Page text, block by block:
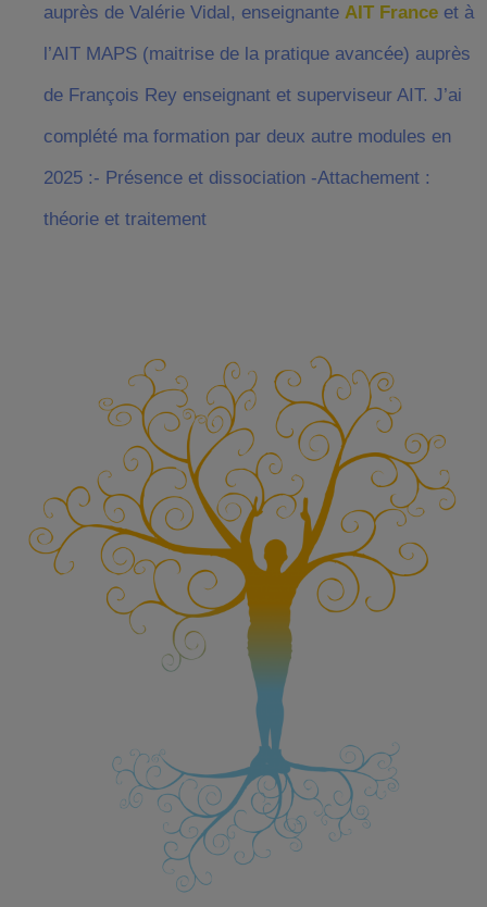
auprès de Valérie Vidal, enseignante AIT France et à
l’AIT MAPS (maitrise de la pratique avancée) auprès
de François Rey enseignant et superviseur AIT. J’ai
complété ma formation par deux autre modules en
2025 :- Présence et dissociation -Attachement :
théorie et traitement